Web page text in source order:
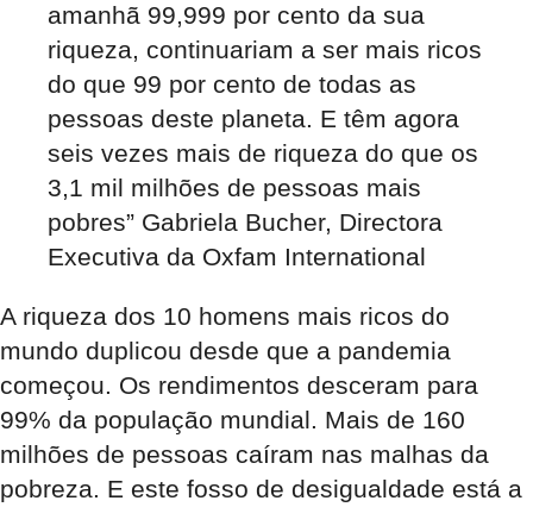
amanhã 99,999 por cento da sua
riqueza, continuariam a ser mais ricos
do que 99 por cento de todas as
pessoas deste planeta. E têm agora
seis vezes mais de riqueza do que os
3,1 mil milhões de pessoas mais
pobres” Gabriela Bucher, Directora
Executiva da Oxfam International
A riqueza dos 10 homens mais ricos do
mundo duplicou desde que a pandemia
começou. Os rendimentos desceram para
99% da população mundial. Mais de 160
milhões de pessoas caíram nas malhas da
pobreza. E este fosso de desigualdade está a